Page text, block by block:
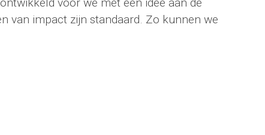
van impact zijn standaard. Zo kunnen we